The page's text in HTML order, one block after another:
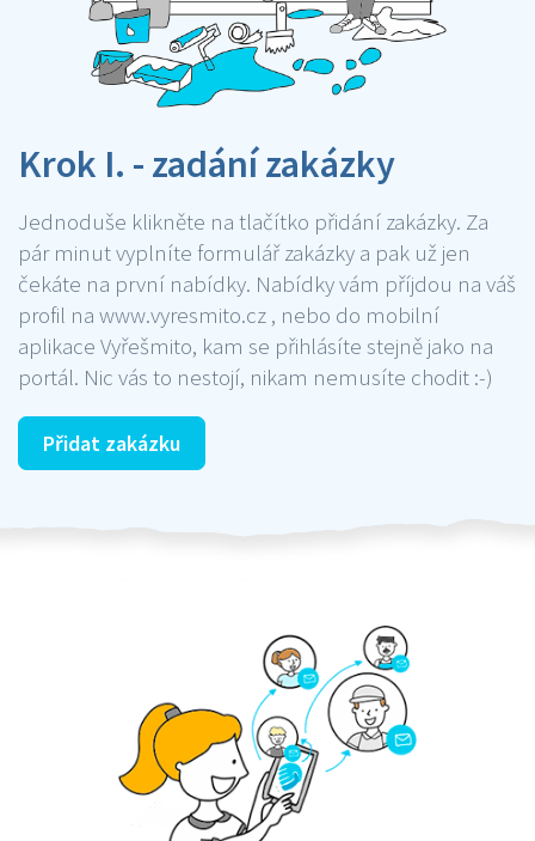
Krok I. - zadání zakázky
Jednoduše klikněte na tlačítko přidání zakázky. Za
pár minut vyplníte formulář zakázky a pak už jen
čekáte na první nabídky. Nabídky vám příjdou na váš
profil na www.vyresmito.cz , nebo do mobilní
aplikace Vyřešmito, kam se přihlásíte stejně jako na
portál. Nic vás to nestojí, nikam nemusíte chodit :-)
Přidat zakázku